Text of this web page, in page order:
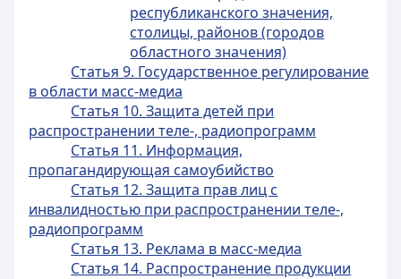
республиканского значения,
столицы, районов (городов
областного значения)
Статья 9. Государственное регулирование
в области масс-медиа
Статья 10. Защита детей при
распространении теле-, радиопрограмм
Статья 11. Информация,
пропагандирующая самоубийство
Статья 12. Защита прав лиц с
инвалидностью при распространении теле-,
радиопрограмм
Статья 13. Реклама в масс-медиа
Статья 14. Распространение продукции